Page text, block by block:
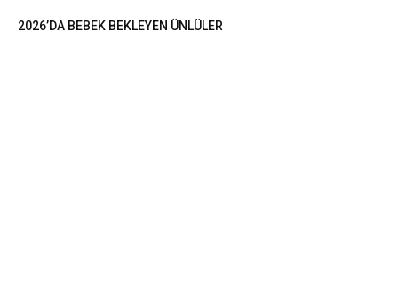
2026’DA BEBEK BEKLEYEN ÜNLÜLER